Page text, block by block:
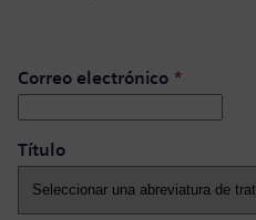
Correo electrónico *
Título ​